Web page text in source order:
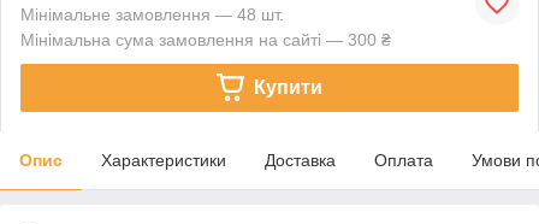
Мінімальне замовлення — 48 шт.
Мінімальна сума замовлення на сайті — 300 ₴
Купити
Опис Характеристики Доставка Оплата Умови